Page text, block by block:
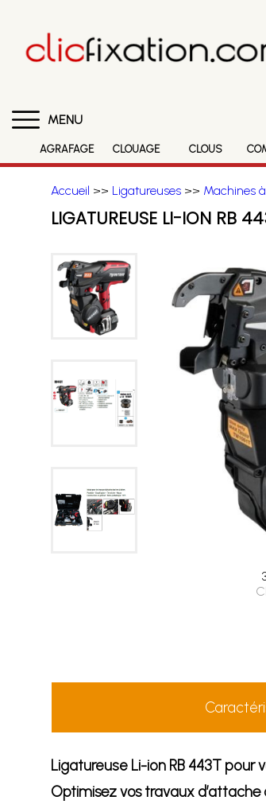
MENU
AGRAFAGE CLOUAGE CLOUS
Accueil >> Ligatureuses>> Machines
LIGATUREUSE LI-ION RB
Ligatureuse Li-ion RB 443T
Optimisez vos travaux d’attache